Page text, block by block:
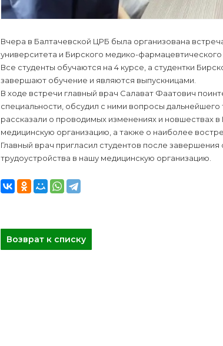
Вчера в Балтачевской ЦРБ была организована
университета и Бирского медико-
Все студенты обучаются на 4 курсе, а студентки
завершают обучение и являются выпускницами.
В ходе встречи главный врач Салават Фаатович
специальности, обсудил с ними вопросы
рассказали о проводимых изменениях и новшествах
медицинскую организацию, а также о наиболее
Главный врач пригласил студентов после
трудоустройства в нашу медицинскую организацию.
Возврат к списку